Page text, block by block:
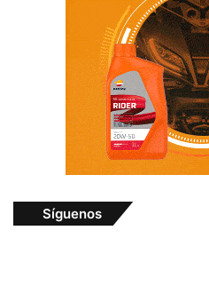
Síguenos